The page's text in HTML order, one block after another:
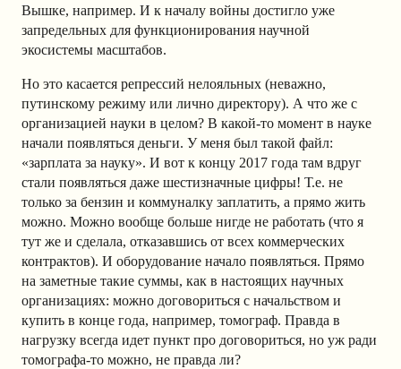
Вышке, например. И к началу войны достигло уже
запредельных для функционирования научной
экосистемы масштабов.
Но это касается репрессий нелояльных (неважно,
путинскому режиму или лично директору). А что же с
организацией науки в целом? В какой-то момент в науке
начали появляться деньги. У меня был такой файл:
«зарплата за науку». И вот к концу 2017 года там вдруг
стали появляться даже шестизначные цифры! Т.е. не
только за бензин и коммуналку заплатить, а прямо жить
можно. Можно вообще больше нигде не работать (что я
тут же и сделала, отказавшись от всех коммерческих
контрактов). И оборудование начало появляться. Прямо
на заметные такие суммы, как в настоящих научных
организациях: можно договориться с начальством и
купить в конце года, например, томограф. Правда в
нагрузку всегда идет пункт про договориться, но уж ради
томографа-то можно, не правда ли?